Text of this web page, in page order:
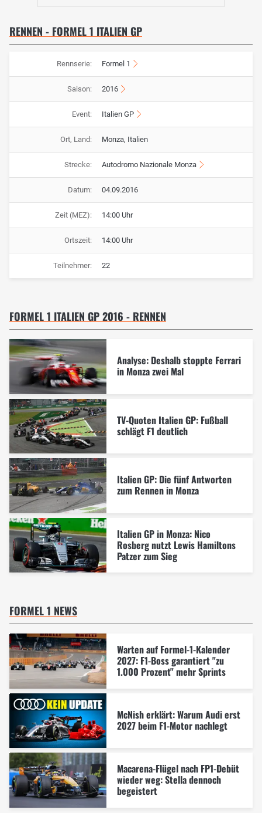
RENNEN - FORMEL 1 ITALIEN GP
Rennserie: Formel 1
Saison: 2016
Event: Italien GP
Ort, Land: Monza, Italien
Strecke: Autodromo Nazionale Monza
Datum: 04.09.2016
Zeit (MEZ): 14:00 Uhr
Ortszeit: 14:00 Uhr
Teilnehmer: 22
FORMEL 1 ITALIEN GP 2016 - RENNEN
Analyse: Deshalb stoppte Ferrari
in Monza zwei Mal
TV-Quoten Italien GP: Fußball
schlägt F1 deutlich
Italien GP: Die fünf Antworten
zum Rennen in Monza
Italien GP in Monza: Nico
Rosberg nutzt Lewis Hamiltons
Patzer zum Sieg
FORMEL 1 NEWS
Warten auf Formel-1-Kalender
2027: F1-Boss garantiert "zu
1.000 Prozent" mehr Sprints
McNish erklärt: Warum Audi erst
2027 beim F1-Motor nachlegt
Macarena-Flügel nach FP1-Debüt
wieder weg: Stella dennoch
begeistert